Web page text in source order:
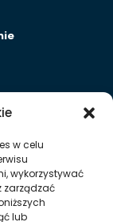
w celu
wykorzystywać
zarządzać
lub
Sanoku